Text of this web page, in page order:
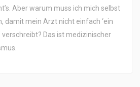
Aber warum muss ich mich selbst
damit mein Arzt nicht einfach ‘ein
verschreibt? Das ist medizinischer